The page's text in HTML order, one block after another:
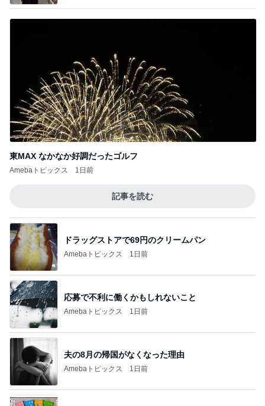
東MAX なかなか好調だったゴルフ
Amebaトピックス 1日前
記事を読む
ドラッグストアで69円のクリームパン
Amebaトピックス 1日前
応募で不利に働くかもしれないこと
Amebaトピックス 1日前
夫の8月の帰国がなくなった理由
Amebaトピックス 1日前